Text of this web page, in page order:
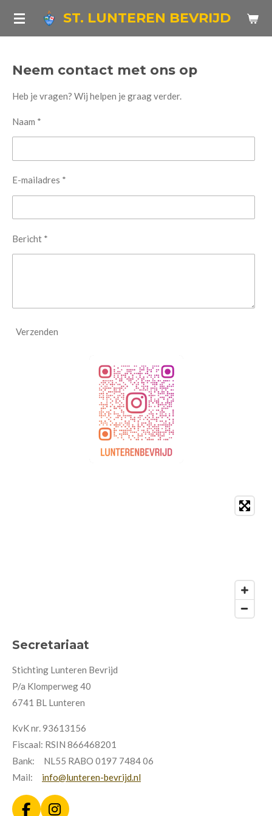
Ga
ST. LUNTEREN BEVRIJD
Neem contact met ons op
Heb je vragen? Wij helpen je graag verder.
Naam *
E-mailadres *
Bericht *
Verzenden
Secretariaat
Stichting Lunteren Bevrijd
P/a Klomperweg 40
6741 BL Lunteren
KvK nr. 93613156
Fiscaal: RSIN 866468201
Bank: NL55 RABO 0197 7484 06
Mail: info@lunteren-bevrijd.nl